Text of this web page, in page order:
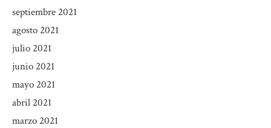
septiembre 2021
agosto 2021
julio 2021
junio 2021
mayo 2021
abril 2021
marzo 2021